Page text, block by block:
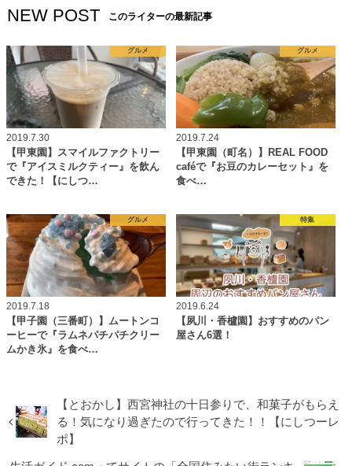
NEW POST このライターの最新記事
グルメ
2019.7.30
【甲東園】スマイルファクトリー
で『アイスミルクティー』を飲ん
できた！【にしつ…
グルメ
2019.7.24
【甲東園（町名）】REAL FOOD
caféで『お豆のカレーセット』を
食べ…
グルメ
2019.7.18
【甲子園（三番町）】ムートンコ
ーヒーで『ラムネパチパチクリー
ムかき氷』を食べ…
特集
2019.6.24
【夙川・香櫨園】おすすめのパン
屋さん6選！
【とおかし】西宮神社の十日参りで、和菓子がもらえ
る！気になり過ぎたので行ってきた！！【にしつーレ
ポ】